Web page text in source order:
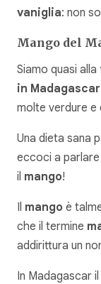
vaniglia: non
Mango del
Siamo quasi
in Madagascar
molte verdure e
Una dieta sana
eccoci a parlare
il mango!
Il mango è
che il termine
addirittura un
In Madagascar il